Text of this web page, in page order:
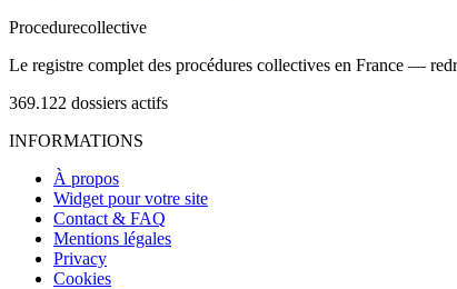
Procedurecollective
Le registre complet des procédures collectives en France —
369.122 dossiers actifs
INFORMATIONS
À propos
Widget pour votre site
Contact & FAQ
Mentions légales
Privacy
Cookies